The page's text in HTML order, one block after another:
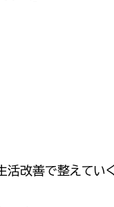
改善で整えていく